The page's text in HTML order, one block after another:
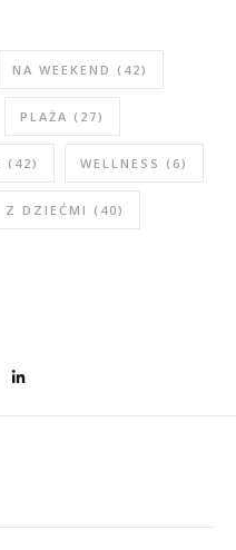
NA WEEKEND (42)
PLAŻA (27)
(42) WELLNESS (6)
Z DZIEĆMI (40)